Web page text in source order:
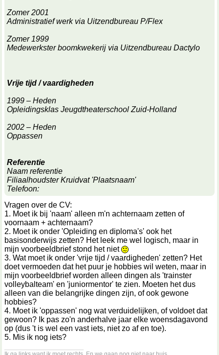
Zomer 2001
Administratief werk via Uitzendbureau P/Flex
Zomer 1999
Medewerkster boomkwekerij via Uitzendbureau Dactylo
Vrije tijd / vaardigheden
1999 – Heden
Opleidingsklas Jeugdtheaterschool Zuid-Holland
2002 – Heden
Oppassen
Referentie
Naam referentie
Filiaalhoudster Kruidvat 'Plaatsnaam'
Telefoon:
Vragen over de CV:
1. Moet ik bij 'naam' alleen m'n achternaam zetten of
voornaam + achternaam?
2. Moet ik onder 'Opleiding en diploma's' ook het
basisonderwijs zetten? Het leek me wel logisch, maar in
mijn voorbeeldbrief stond het niet
3. Wat moet ik onder 'vrije tijd / vaardigheden' zetten? Het
doet vermoeden dat het puur je hobbies wil weten, maar in
mijn voorbeeldbrief worden alleen dingen als 'trainster
volleybalteam' en 'juniormentor' te zien. Moeten het dus
alleen van die belangrijke dingen zijn, of ook gewone
hobbies?
4. Moet ik 'oppassen' nog wat verduidelijken, of voldoet dat
gewoon? Ik pas zo'n anderhalve jaar elke woensdagavond
op (dus 't is wel een vast iets, niet zo af en toe).
5. Mis ik nog iets?